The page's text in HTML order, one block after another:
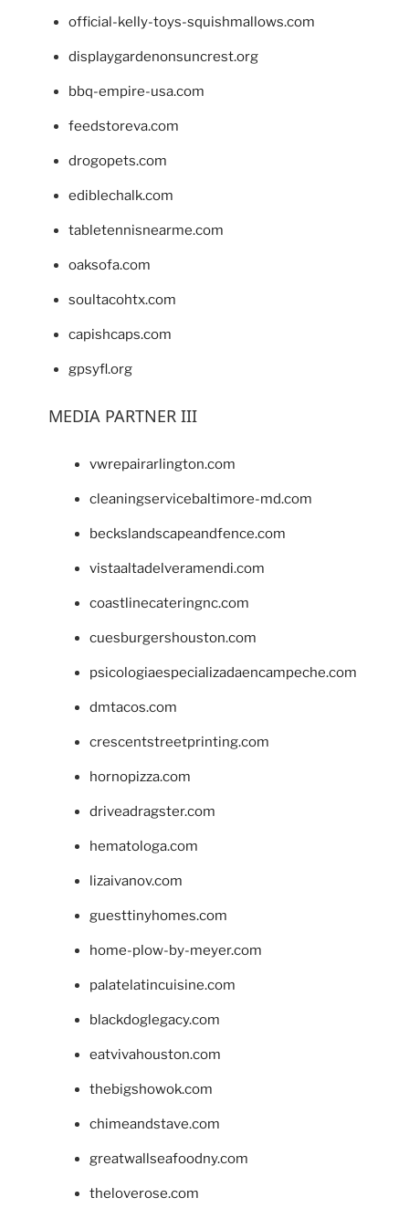
official-kelly-toys-squishmallows.com
displaygardenonsuncrest.org
bbq-empire-usa.com
feedstoreva.com
drogopets.com
ediblechalk.com
tabletennisnearme.com
oaksofa.com
soultacohtx.com
capishcaps.com
gpsyfl.org
MEDIA PARTNER III
vwrepairarlington.com
cleaningservicebaltimore-md.com
beckslandscapeandfence.com
vistaaltadelveramendi.com
coastlinecateringnc.com
cuesburgershouston.com
psicologiaespecializadaencampeche.com
dmtacos.com
crescentstreetprinting.com
hornopizza.com
driveadragster.com
hematologa.com
lizaivanov.com
guesttinyhomes.com
home-plow-by-meyer.com
palatelatincuisine.com
blackdoglegacy.com
eatvivahouston.com
thebigshowok.com
chimeandstave.com
greatwallseafoodny.com
theloverose.com